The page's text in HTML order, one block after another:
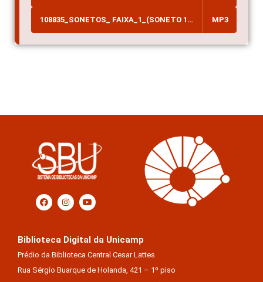
108835_SONETOS_ FAIXA_1_(SONETO 136) MP3
Biblioteca Digital da Unicamp
Prédio da Biblioteca Central Cesar Lattes
Rua Sérgio Buarque de Holanda, 421 – 1º piso